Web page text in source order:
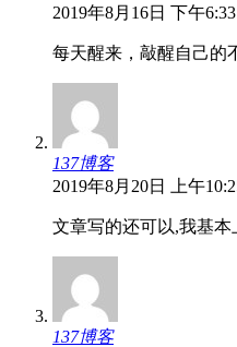
2019年8月16日 下午6:33
每天醒来，敲醒自己的
137博客
2019年8月20日 上午
文章写的还可以,我基
137博客